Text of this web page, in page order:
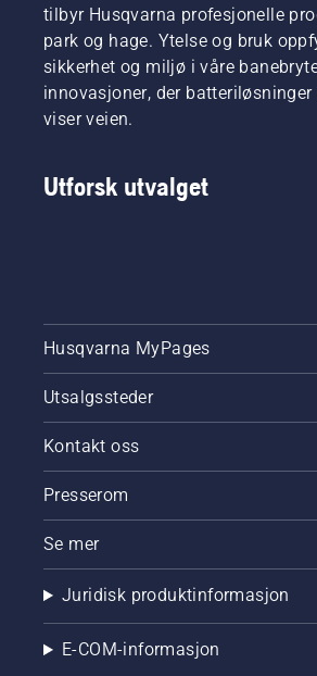
tilbyr Husqvarna profesjonelle
park og hage. Ytelse og bruk
sikkerhet og miljø i våre
innovasjoner, der
viser veien.
Utforsk utvalget
Husqvarna MyPages
Utsalgssteder
Kontakt oss
Presserom
Se mer
Juridisk produktinformasjon
E-COM-informasjon